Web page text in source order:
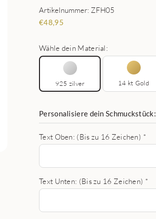
Artikelnummer: ZFH05
€48,95
Wähle dein Material:
925 zilver 14 kt Gold
Personalisiere dein Schmuckstück:
Text Oben: (Bis zu 16 Zeichen) *
Text Unten: (Bis zu 16 Zeichen) *